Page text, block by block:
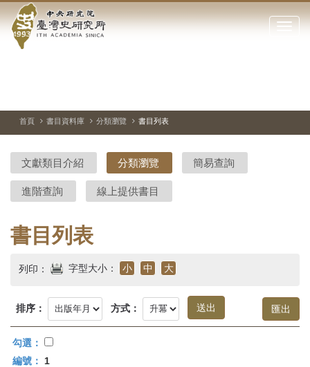
到中
央
院-
臺
灣
史
研
究
首
頁
點
閉
站
停、
圖
圖
結
首頁 書目資料庫 分類瀏覽 書目列表
文獻類目介紹 分類瀏覽 簡易查詢
進階查詢 線上提供書目
書目列表
列印： 字型大小： 小 中 大
排序： 方式：
勾選：
編號：
1